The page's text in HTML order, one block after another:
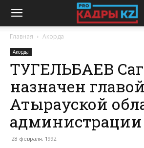
Главная Акорда
Акорда
ТУГЕЛЬБАЕВ
назначен главой
Атырауской
администрации
28 февраля, 1992